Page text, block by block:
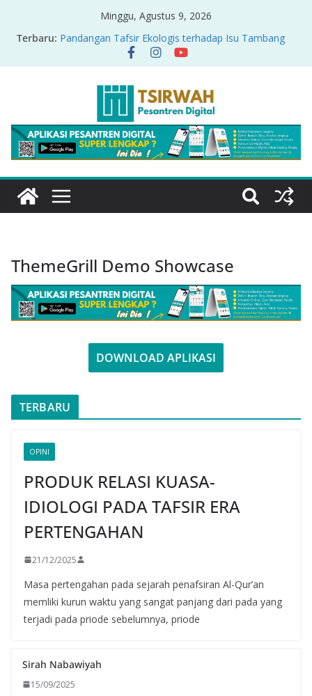
Minggu, Agustus 9, 2026
Terbaru: Pandangan Tafsir Ekologis terhadap Isu Tambang
Nikel di Raja Ampat
PRODUK RELASI KUASA-IDIOLOGI PADA TAFSIR
Sirah Nabawiyah
Oversharing dan Privasi dalam Al-Qur’an: “Ketika
Ayat Bicara Soal Curhat di Sosmed”
Menyikapi Fatherless, Kisah Lukman Menjadi
Cerminan
ThemeGrill Demo Showcase
DOWNLOAD APLIKASI
TERBARU
OPINI
PRODUK RELASI KUASA-
IDIOLOGI PADA TAFSIR ERA
PERTENGAHAN
21/12/2025
Masa pertengahan pada sejarah penafsiran Al-Qur’an
memliki kurun waktu yang sangat panjang dari pada yang
terjadi pada priode sebelumnya, priode
Sirah Nabawiyah
15/09/2025